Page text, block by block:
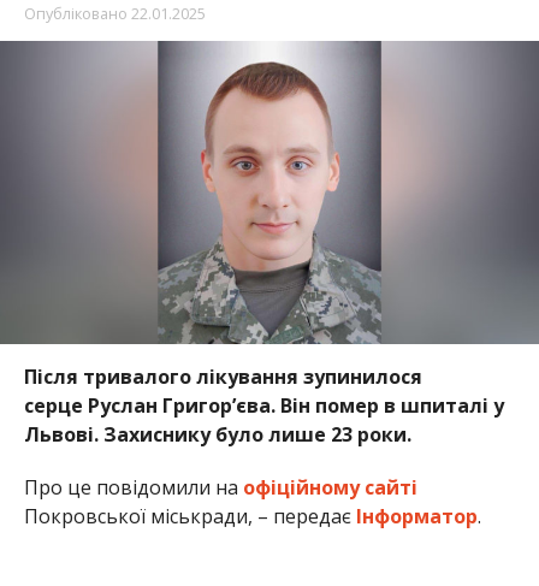
Опубліковано 22.01.2025
Після тривалого лікування зупинилося
серце Руслан Григор’єва. Він помер в шпиталі у
Львові. Захиснику було лише 23 роки.
Про це повідомили на офіційному сайті
Покровської міськради, – передає Інформатор.